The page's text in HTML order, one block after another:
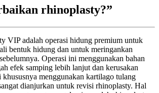
rhinoplasty?”
VIP adalah operasi hidung premium untuk
bentuk hidung dan untuk meringankan
Operasi ini menggunakan bahan
efek samping lebih lanjut dan kerusakan
menggunakan kartilago tulang
dianjurkan untuk revisi rhinoplasty. Hal